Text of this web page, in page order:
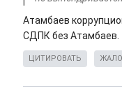
Атамбаев
СДПК без Атамбаев.
ЦИТИРОВАТЬ